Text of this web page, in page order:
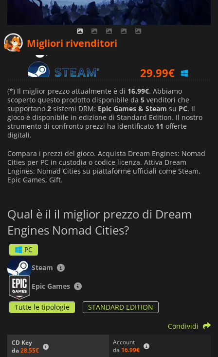
Migliori rivenditori
29.99€
30.49€
(*) Il miglior prezzo attualmente è di 16.99€. Abbiamo
scoperto questo prodotto disponibile da 5 venditori che
supportano 2 sistemi DRM: Epic Games & Steam su PC. Il
gioco è disponibile in edizione di Standard Edition. Il nostro
strumento di confronto prezzi ha identificato 11 offerte
digitali.
Compara i prezzi del gioco. Acquista Dream Engines: Nomad
Cities per PC in custodia o codice licenza. Attiva Dream
Engines: Nomad Cities su piattaforme ufficiali come Steam,
Epic Games, Gift.
Qual è il il miglior prezzo di Dream
Engines Nomad Cities?
PC
Steam
Epic Games
Tutte le tipologie STANDARD EDITION
CD Key
da28.55€
Account
da 16.99€
Condividi